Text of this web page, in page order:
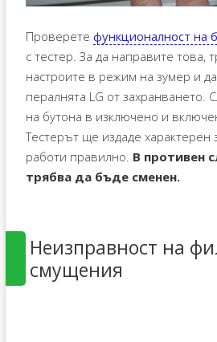
Проверете функционалност на
с тестер. За да направите това,
настроите в режим на зумер и
пералнята LG от захранването.
на бутона в изключено и
Тестерът ще издаде характерен
работи правилно. В противен
трябва да бъде сменен.
Неизправност на
смущения